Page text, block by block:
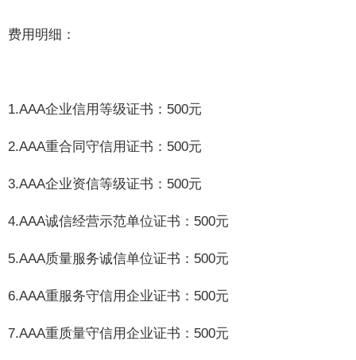
费用明细：
1.AAA企业信用等级证书：500元
2.AAA重合同守信用证书：500元
3.AAA企业资信等级证书：500元
4.AAA诚信经营示范单位证书：500元
5.AAA质量服务诚信单位证书：500元
6.AAA重服务守信用企业证书：500元
7.AAA重质量守信用企业证书：500元